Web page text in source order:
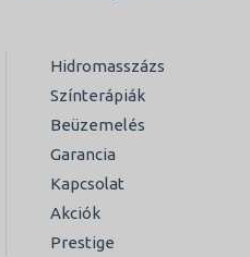
Hidromasszázs
Színterápiák
Beüzemelés
Garancia
Kapcsolat
Akciók
Prestige